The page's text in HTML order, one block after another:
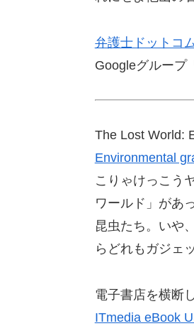
弁護士ドットコ
Googleグループ
The Lost World:
Environmental
こりゃけっこう
ワールド」があ
昆虫たち。いや
らどれもガジェ
電子書店を横断
ITmedia eBook